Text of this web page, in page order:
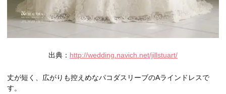
出典： http://wedding.navich.net/jillstuart/
丈が短く、広がりも控えめなパコダスリーブのAラインドレスで
す。